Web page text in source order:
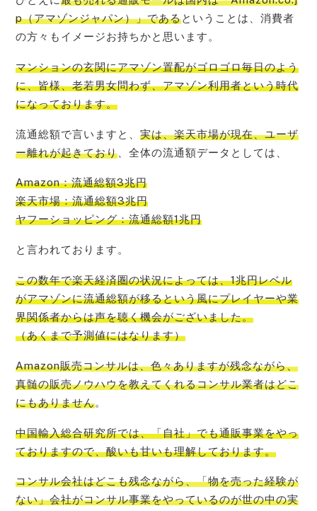
p（アマゾンジャパン）」であるということは、消費者
の方々もイメージお持ちかと思います。
マンションの玄関にアマゾン置配がゴロゴロ毎日のよう
に、皆様、老若男女問わず、アマゾン利用者という時代
になっております。
流通総額で言いますと、実は、楽天市場が現在、ユーザ
ー離れが起きており 、全体の流通額データとしては、
Amazon：流通総額3兆円
楽天市場：流通総額3兆円
ヤフーショッピング：流通総額1兆円
と言われております。
この数年で楽天経済圏の状況によっては、1兆円レベル
がアマゾンに流通総額が移るという風にプレイヤーや業
界関係者からは声を聴く機会がございました。
（あくまで予測値にはなります）
Amazon販売コンサルは、色々ありますが残念ながら、
真髄の販売ノウハウを教えてくれるコンサル業者はどこ
にもありません。
中国輸入総合研究所では、「自社」でも通販事業をやっ
ておりますので、酸いも甘いも理解しております。
コンサル会社はどこも残念ながら、「物を売った経験が
ない」会社がコンサル事業をやっているのが世の中の実